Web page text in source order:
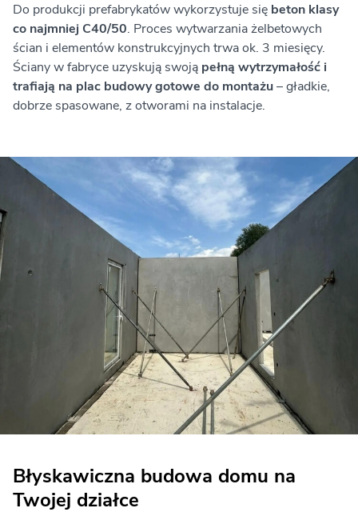
Do produkcji prefabrykatów wykorzystuje się beton klasy
co najmniej C40/50. Proces wytwarzania żelbetowych
ścian i elementów konstrukcyjnych trwa ok. 3 miesięcy.
Ściany w fabryce uzyskują swoją pełną wytrzymałość i
trafiają na plac budowy gotowe do montażu– gładkie,
dobrze spasowane, z otworami na instalacje.
Błyskawiczna budowa domu na
Twojej działce